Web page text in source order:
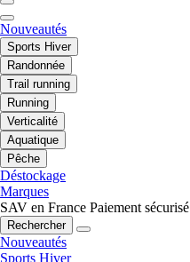
Nouveautés
Sports Hiver
Randonnée
Trail running
Running
Verticalité
Aquatique
Pêche
Déstockage
Marques
SAV en France Paiement sécurisé
Rechercher
Nouveautés
Sports Hiver